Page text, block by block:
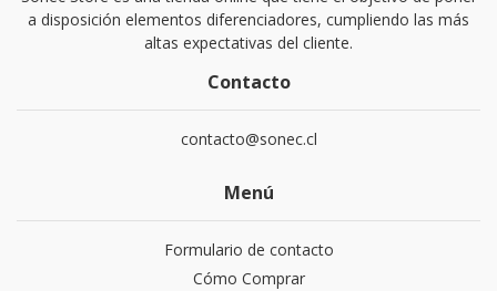
a disposición elementos diferenciadores, cumpliendo las más
altas expectativas del cliente.
Contacto
contacto@sonec.cl
Menú
Formulario de contacto
Cómo Comprar